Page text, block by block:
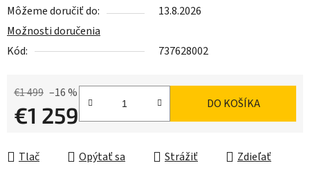
Môžeme doručiť do:
13.8.2026
Možnosti doručenia
Kód:
737628002
€1 499 –16 %
€1 259 DO KOŠÍKA
Tlač Opýtať sa Strážiť Zdieľať